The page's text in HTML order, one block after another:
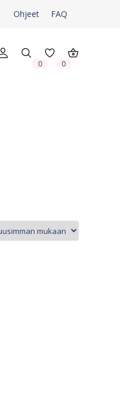
Ohjeet FAQ
0 0